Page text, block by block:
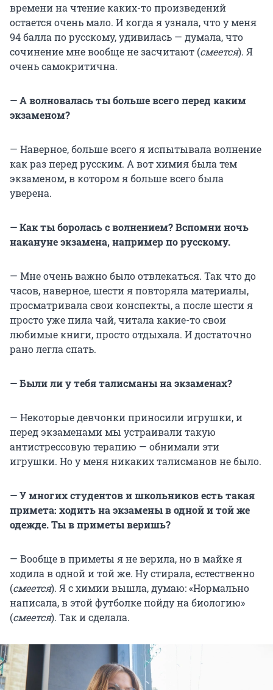
времени на чтение каких-то произведений
остается очень мало. И когда я узнала, что у меня
94 балла по русскому, удивилась — думала, что
сочинение мне вообще не засчитают (смеется). Я
очень самокритична.
— А волновалась ты больше всего перед каким
экзаменом?
— Наверное, больше всего я испытывала волнение
как раз перед русским. А вот химия была тем
экзаменом, в котором я больше всего была
уверена.
— Как ты боролась с волнением? Вспомни ночь
накануне экзамена, например по русскому.
— Мне очень важно было отвлекаться. Так что до
часов, наверное, шести я повторяла материалы,
просматривала свои конспекты, а после шести я
просто уже пила чай, читала какие-то свои
любимые книги, просто отдыхала. И достаточно
рано легла спать.
— Были ли у тебя талисманы на экзаменах?
— Некоторые девчонки приносили игрушки, и
перед экзаменами мы устраивали такую
антистрессовую терапию — обнимали эти
игрушки. Но у меня никаких талисманов не было.
— У многих студентов и школьников есть такая
примета: ходить на экзамены в одной и той же
одежде. Ты в приметы веришь?
— Вообще в приметы я не верила, но в майке я
ходила в одной и той же. Ну стирала, естественно
(смеется). Я с химии вышла, думаю: «Нормально
написала, в этой футболке пойду на биологию»
(смеется). Так и сделала.